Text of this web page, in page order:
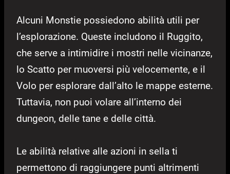
Alcuni Monstie possiedono abilità utili per
l’esplorazione. Queste includono il Ruggito,
che serve a intimidire i mostri nelle vicinanze,
lo Scatto per muoversi più velocemente, e il
Volo per esplorare dall’alto le mappe esterne.
Tuttavia, non puoi volare all’interno dei
dungeon, delle tane e delle città.
Le abilità relative alle azioni in sella ti
permettono di raggiungere punti altrimenti